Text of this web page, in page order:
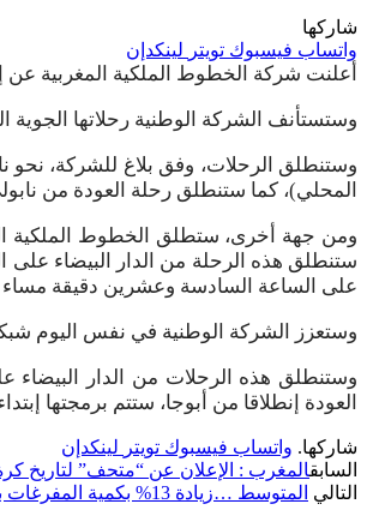
شاركها
واتساب فيسبوك تويتر لينكدإن
أعلنت شركة الخطوط الملكية المغربية عن
وستستأنف الشركة الوطنية رحلاتها الجوية المباشرة نحو نابولي (إيطاليا)
المحلي)، كما ستنطلق رحلة العودة من
على الساعة السادسة وعشرين دقيقة مساء لتصل إلى الدار
وستعزز الشركة الوطنية في نفس اليوم
العودة إنطلاقا من أبوجا، ستتم برمجتها إبتداء من
شاركها. واتساب فيسبوك تويتر لينكدإن
السابقالمغرب : الإعلان عن “متحف” لتاريخ
التالي المتوسط …زيادة 13% بكمية المفرغات بالمغرب …